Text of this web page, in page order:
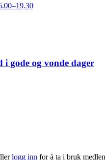
i gode og vonde dager
logg inn for å ta i bruk